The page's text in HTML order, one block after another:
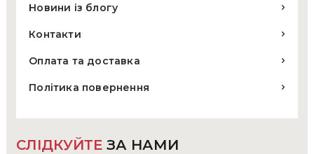
Новини із блогу
Контакти
Оплата та доставка
Політика повернення
СЛІДКУЙТЕ ЗА НАМИ